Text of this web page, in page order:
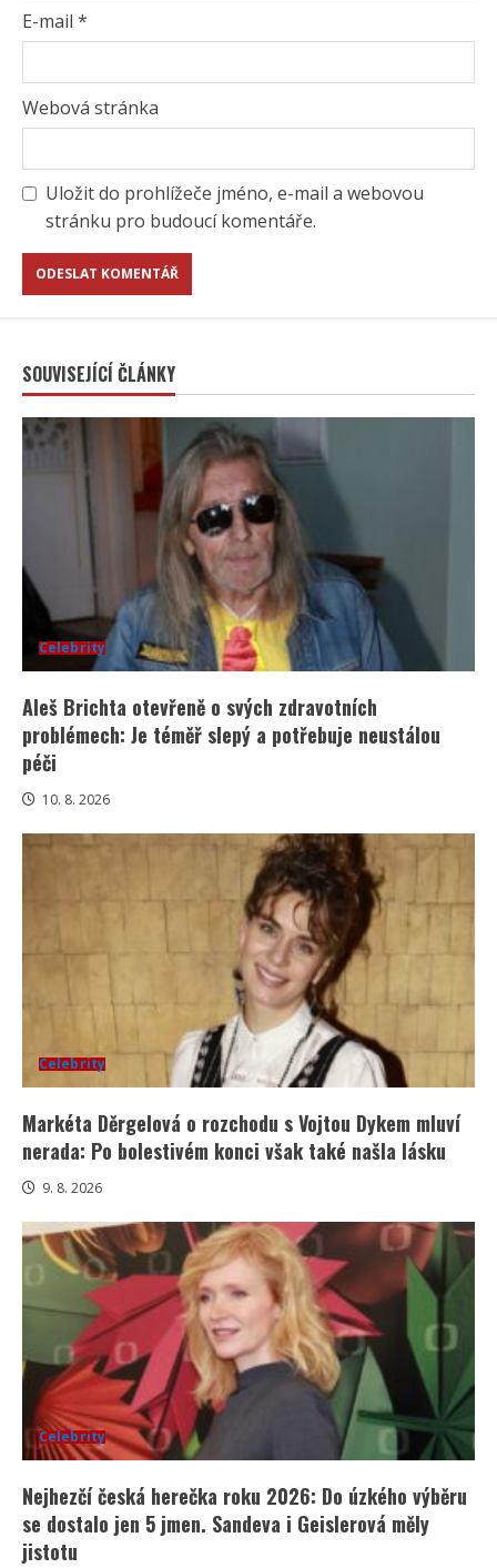
E-mail *
Webová stránka
Uložit do prohlížeče jméno, e-mail a webovou
stránku pro budoucí komentáře.
SOUVISEJÍCÍ ČLÁNKY
Celebrity
Aleš Brichta otevřeně o svých zdravotních
problémech: Je téměř slepý a potřebuje neustálou
péči
10. 8. 2026
Celebrity
Markéta Děrgelová o rozchodu s Vojtou Dykem mluví
nerada: Po bolestivém konci však také našla lásku
9. 8. 2026
Celebrity
Nejhezčí česká herečka roku 2026: Do úzkého výběru
se dostalo jen 5 jmen. Sandeva i Geislerová měly
jistotu